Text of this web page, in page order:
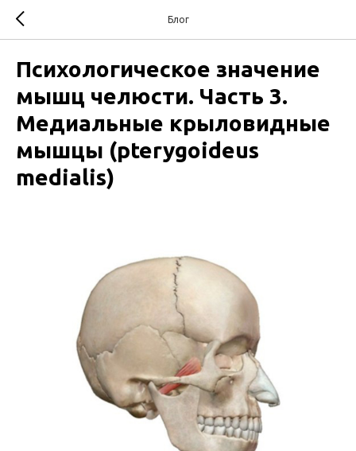
Блог
Психологическое значение
мышц челюсти. Часть 3.
Медиальные крыловидные
мышцы (pterygoideus
medialis)